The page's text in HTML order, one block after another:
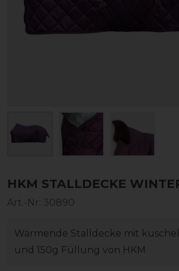
HKM STALLDECKE
Art.-Nr: 30890
Wärmende Stalldecke mit
und 150g Füllung von HKM